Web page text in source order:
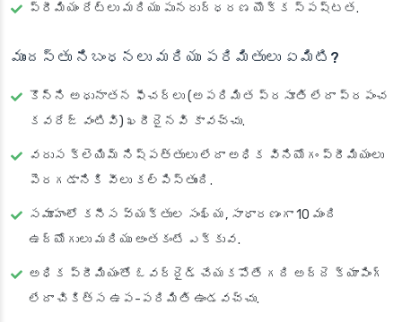
ప్రీమియం రేట్లు మరియు పునరుద్ధరణ యొక్క స్పష్టత.
ముందస్తు నిబంధనలు మరియు పరిమితులు ఏమిటి?
కొన్ని అధునాతన ఫీచర్లు (అపరిమిత ప్రసూతి లేదా ప్రపంచ
కవరేజ్ వంటివి) ఖరీదైనవి కావచ్చు.
వరుస క్లెయిమ్ నిష్పత్తులు లేదా అధిక వినియోగం ప్రీమియంలు
పెరగడానికి వీలు కల్పిస్తుంది.
సమూహంలో కనీస వ్యక్తుల సంఖ్య, సాధారణంగా 10 మంది
ఉద్యోగులు మరియు అంతకంటే ఎక్కువ.
అధిక ప్రీమియంతో ఓవర్‌రైడ్ చేయకపోతే గది అద్దె క్యాపింగ్
లేదా చికిత్స ఉప-పరిమితి ఉండవచ్చు.